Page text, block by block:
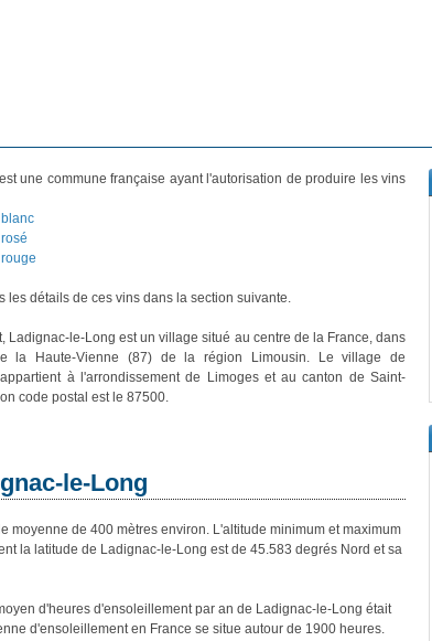
est une commune française ayant l'autorisation de produire les vins
les détails de ces vins dans la section suivante.
Ladignac-le-Long est un village situé au centre de la France, dans
la Haute-Vienne (87) de la région Limousin. Le village de
à l'arrondissement de Limoges et au canton de Saint-
code postal est le 87500.
le-Long
moyenne de 400 mètres environ. L'altitude minimum et maximum
la latitude de Ladignac-le-Long est de 45.583 degrés Nord et sa
d'heures d'ensoleillement par an de Ladignac-le-Long était
d'ensoleillement en France se situe autour de 1900 heures.